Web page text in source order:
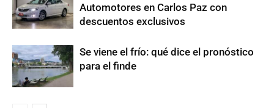
Automotores en Carlos Paz con
descuentos exclusivos
Se viene el frío: qué dice el pronóstico
para el finde